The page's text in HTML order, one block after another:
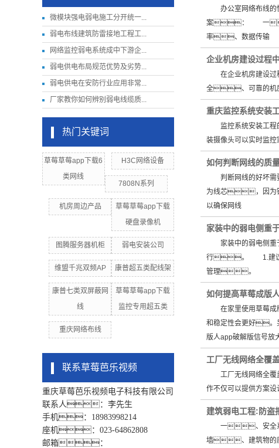
微模块强电弱电施工分开统一...
弱电布线建筑防雷接地工程工...
网络监控弱电系统成中下游企...
弱电供电布局规范优势及劣势...
弱电供电在安防行业应用非常...
厂家教你如何辨别弱电线缆质...
热门关键词
草莓草莓app下载6
类网线
H3C网络设备
7808N系列
机房周边产品
草莓草莓app下载
硬盘录像机
图腾服务器机柜 弱电安装公司
维盟千兆双频AP 康普超五类配线架
康普七类双屏蔽网
线
草莓草莓app下载
监控专用超五类
重庆网络布线
联系草莓芭乐视频
重庆草莓芭乐视频电子科技有限公司
联系人：李先生
手机：18983998214
座机：023-64862808
邮箱：
办公室网络布线的
案： 一、
率、数据传输
企业机房建设过程
在企业机房建设过
全、可靠的
重庆监控系统安装
监控系统安装工程
装摄像头可以实时
如何判断网线的质
判断网线的好坏需
为线芯，因为
以确保网线
家装中的弱电侧重
家装中的弱电侧重
行。 1.建议配
管理。
如何提高草莓成版
在家里使用草莓成
和稳定性会更好
版人app破解版信号放
工厂无线网络全
工厂无线网络全覆
作不仅可以提供方案
建筑弱电工程:防
一、安全系
墙、建筑物